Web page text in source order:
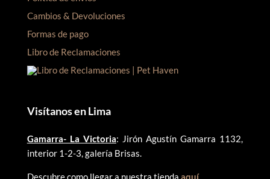
Cambios & Devoluciones
Formas de pago
Libro de Reclamaciones
Visítanos en Lima
Gamarra- La Victoria: Jirón Agustín Gamarra 1132,
interior 1-2-3, galería Brisas.
Descubre como llegar a nuestra tienda aquí.